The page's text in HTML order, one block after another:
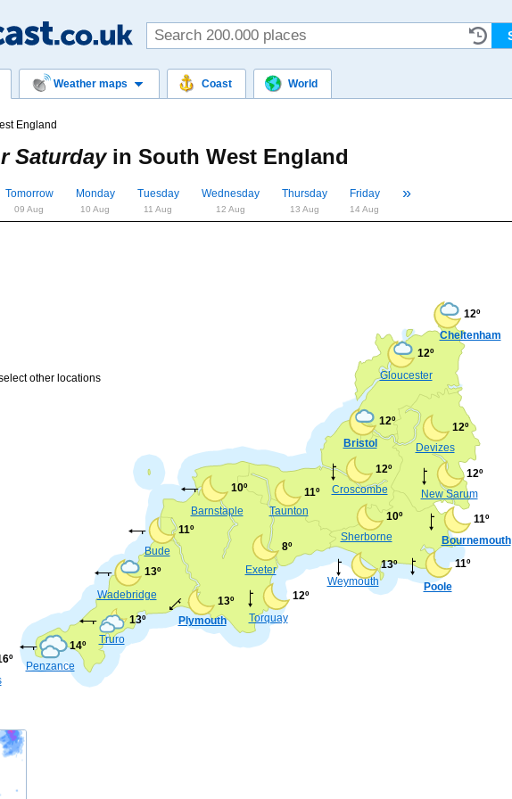
Weather maps Coast World
England
Saturdayin South West England
Tomorrow
09 Aug
Monday
10 Aug
Tuesday
11 Aug
Wednesday
12 Aug
Thursday
13 Aug
Friday
14 Aug
»
other locations
Bristol
12º
Plymouth
13º
Bournemouth
11º
Poole
11º
Gloucester
12º
Exeter
8º
Cheltenham
12º
Torquay
12º
Taunton
11º
Weymouth
13º
New Sarum
12º
Barnstaple
10º
Truro
13º
Penzance
14º
Devizes
12º
Sherborne
10º
Wadebridge
13º
Bude
11º
Croscombe
12º